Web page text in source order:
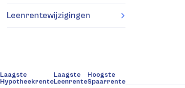
Leenrentewijzigingen
Laagste
Hypotheekrente
Laagste
Leenrente
Hoogste
Spaarrente